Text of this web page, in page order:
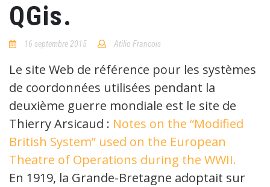
QGis.
16 septembre 2015 Atilio Francois
Le site Web de référence pour les systèmes
de coordonnées utilisées pendant la
deuxième guerre mondiale est le site de
Thierry Arsicaud : Notes on the “Modified
British System” used on the European
Theatre of Operations during the WWII.
En 1919, la Grande-Bretagne adoptait sur